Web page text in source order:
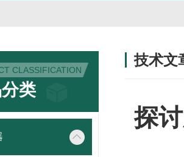
CLASSIFICATION
类
技术文
探